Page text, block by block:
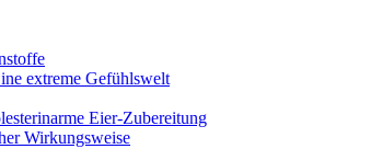
extreme Gefühlswelt
Eier-Zubereitung
Wirkungsweise